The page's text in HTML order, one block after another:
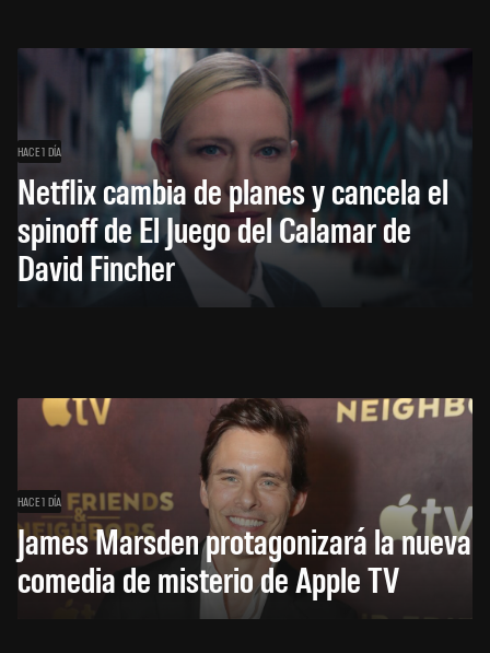
HACE 1 DÍA
Netflix cambia de planes y cancela el
spinoff de El Juego del Calamar de
David Fincher
HACE 1 DÍA
James Marsden protagonizará la nueva
comedia de misterio de Apple TV